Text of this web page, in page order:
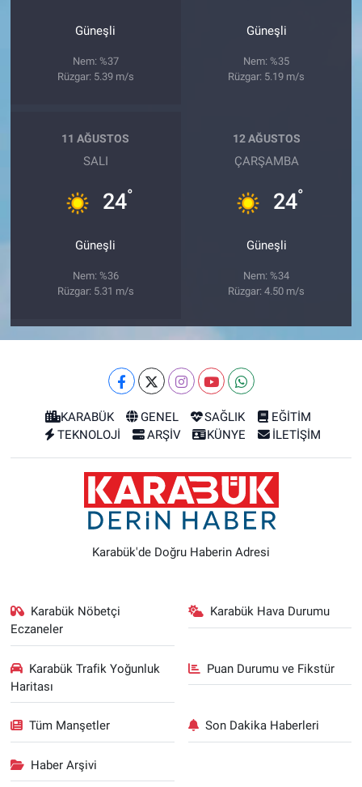
Güneşli
Nem: %37
Rüzgar: 5.39 m/s
Güneşli
Nem: %35
Rüzgar: 5.19 m/s
11 AĞUSTOS
SALI
24°
Güneşli
Nem: %36
Rüzgar: 5.31 m/s
12 AĞUSTOS
ÇARŞAMBA
24°
Güneşli
Nem: %34
Rüzgar: 4.50 m/s
KARABÜK GENEL SAĞLIK
EĞİTİM
TEKNOLOJİ
ARŞİV KÜNYE İLETİŞİM
Karabük'de Doğru Haberin Adresi
Karabük Nöbetçi
Eczaneler
Karabük Hava Durumu
Karabük Trafik Yoğunluk
Haritası
Puan Durumu ve Fikstür
Tüm Manşetler Son Dakika Haberleri
Haber Arşivi